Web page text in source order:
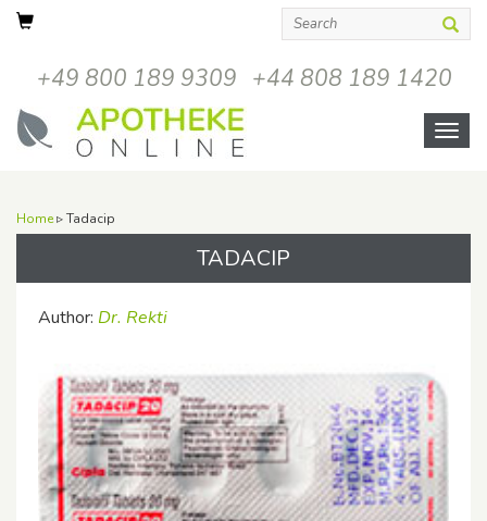
+49 800 189 9309 +44 808 189 1420
Open
Home▹ Tadacip
TADACIP
Author: Dr. Rekti